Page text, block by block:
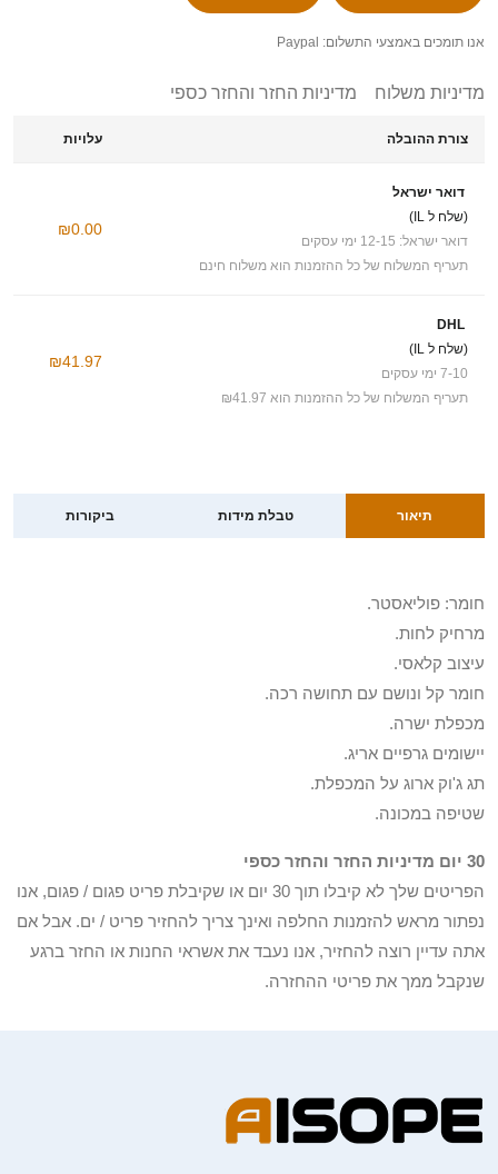
אנו תומכים באמצעי התשלום: Paypal
מדיניות משלוח מדיניות החזר והחזר כספי
צורת ההובלה עלויות
דואר ישראל
(שלח ל IL)
דואר ישראל: 12-15 ימי עסקים
תעריף המשלוח של כל ההזמנות הוא משלוח חינם
₪0.00
DHL
(שלח ל IL)
7-10 ימי עסקים
תעריף המשלוח של כל ההזמנות הוא ₪41.97
₪41.97
תיאור טבלת מידות ביקורות
חומר: פוליאסטר.
מרחיק לחות.
עיצוב קלאסי.
חומר קל ונושם עם תחושה רכה.
מכפלת ישרה.
יישומים גרפיים אריג.
תג ג'וק ארוג על המכפלת.
שטיפה במכונה.
30 יום מדיניות החזר והחזר כספי
הפריטים שלך לא קיבלו תוך 30 יום או שקיבלת פריט פגום / פגום, אנו
נפתור מראש להזמנות החלפה ואינך צריך להחזיר פריט / ים. אבל אם
אתה עדיין רוצה להחזיר, אנו נעבד את אשראי החנות או החזר ברגע
שנקבל ממך את פריטי ההחזרה.